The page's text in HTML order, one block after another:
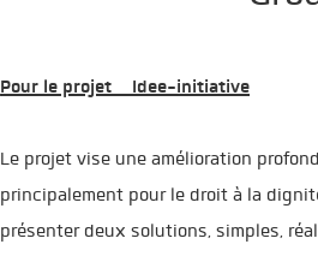
Pour le projet Idee-initiative
Le projet vise une amélioration
principalement pour le droit à la
présenter deux solutions, simples,